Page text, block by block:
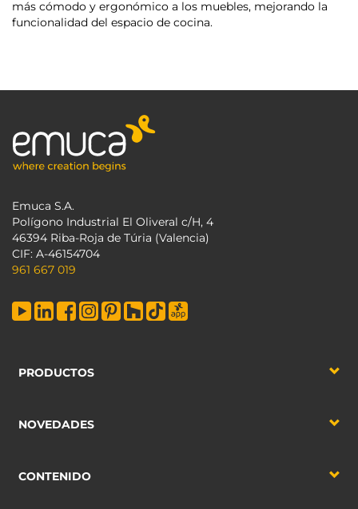
más cómodo y ergonómico a los muebles, mejorando la
funcionalidad del espacio de cocina.
Emuca S.A.
Polígono Industrial El Oliveral c/H, 4
46394 Riba-Roja de Túria (Valencia)
CIF: A-46154704
961 667 019
PRODUCTOS
NOVEDADES
CONTENIDO